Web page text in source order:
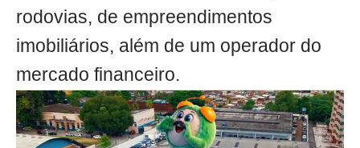
rodovias, de empreendimentos
imobiliários, além de um operador do
mercado financeiro.